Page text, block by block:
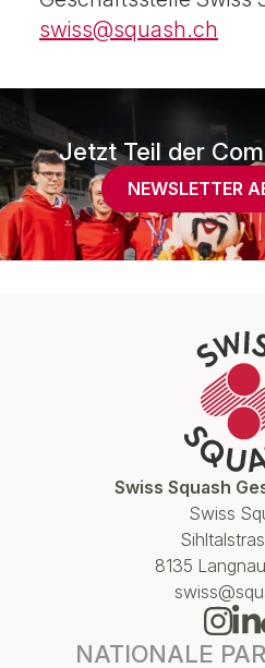
swiss@squash.ch
Jetzt Teil der
NEWSLETTER
Swiss Squash
Swiss
8135
NATIONALE